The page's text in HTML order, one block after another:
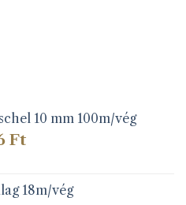
10 mm 100m/vég
FtÁrtartomány:
126 Ft
18m/vég